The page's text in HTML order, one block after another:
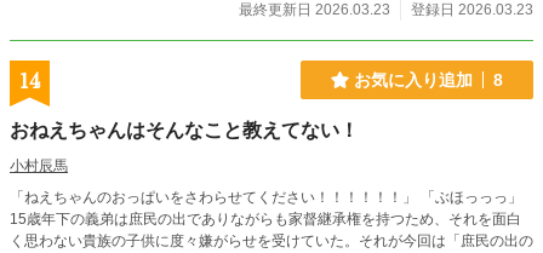
最終更新日 2026.03.23
登録日 2026.03.23
14 お気に入り追加 8
おねえちゃんはそんなこと教えてない！
小村辰馬
「ねえちゃんのおっぱいをさわらせてください！！！！！！」 「ぶほっっっ」
15歳年下の義弟は庶民の出でありながらも家督継承権を持つため、それを面白
く思わない貴族の子供に度々嫌がらせを受けていた。それが今回は「庶民の出の